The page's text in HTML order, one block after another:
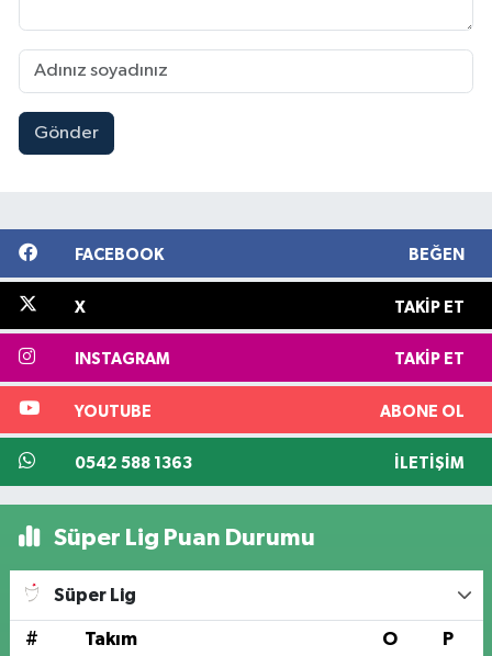
Gönder
FACEBOOK BEĞEN
X TAKIP ET
INSTAGRAM TAKIP ET
YOUTUBE ABONE OL
0542 588 1363 İLETIŞIM
Süper Lig Puan Durumu
Süper Lig
# Takım O P